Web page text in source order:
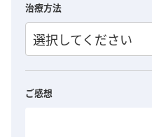
治療方法
選択してください
ご感想